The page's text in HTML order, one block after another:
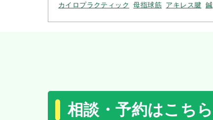
カイロプラクティック
母指球筋 アキレス腱 鍼
相談・予約はこち